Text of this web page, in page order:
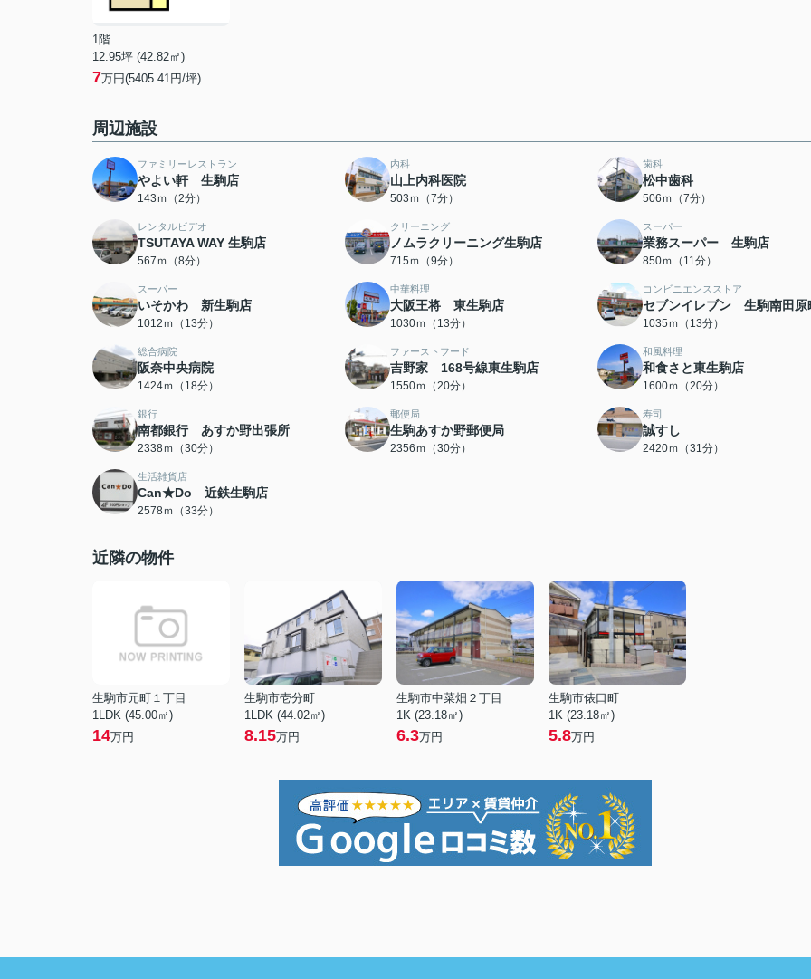
1階
12.95坪 (42.82㎡)
7万円(5405.41円/坪)
周辺施設
ファミリーレストラン
やよい軒 生駒店
143ｍ（2分）
内科
山上内科医院
503ｍ（7分）
歯科
松中歯科
506ｍ（7分）
レンタルビデオ
TSUTAYA WAY 生駒店
567ｍ（8分）
クリーニング
ノムラクリーニング生駒店
715ｍ（9分）
スーパー
業務スーパー 生駒店
850ｍ（11分）
スーパー
いそかわ 新生駒店
1012ｍ（13分）
中華料理
大阪王将 東生駒店
1030ｍ（13分）
コンビニエンスストア
セブンイレブン 生駒南田原
1035ｍ（13分）
総合病院
阪奈中央病院
1424ｍ（18分）
ファーストフード
吉野家 168号線東生駒店
1550ｍ（20分）
和風料理
和食さと東生駒店
1600ｍ（20分）
銀行
南都銀行 あすか野出張所
2338ｍ（30分）
郵便局
生駒あすか野郵便局
2356ｍ（30分）
寿司
誠すし
2420ｍ（31分）
生活雑貨店
Can★Do 近鉄生駒店
2578ｍ（33分）
近隣の物件
生駒市元町１丁目
1LDK (45.00㎡)
14万円
生駒市壱分町
1LDK (44.02㎡)
8.15万円
生駒市中菜畑２丁目
1K (23.18㎡)
6.3万円
生駒市俵口町
1K (23.18㎡)
5.8万円